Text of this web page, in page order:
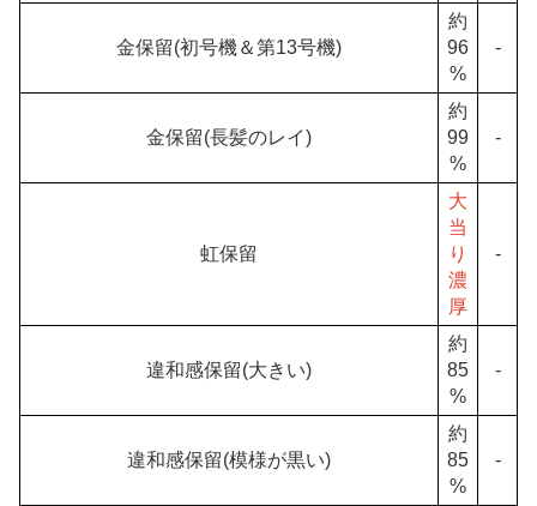
金保留(初号機＆第13号機)
約
96
%
-
金保留(長髪のレイ)
約
99
%
-
虹保留
大
当
り
濃
厚
-
違和感保留(大きい)
約
85
%
-
違和感保留(模様が黒い)
約
85
%
-